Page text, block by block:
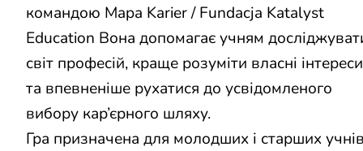
командою Mapa Karier / Fundacja Katalyst
Education Вона допомагає учням
світ професій, краще розуміти власні інтереси
та впевненіше рухатися до усвідомленого
вибору кар’єрного шляху.
Гра призначена для молодших і старших